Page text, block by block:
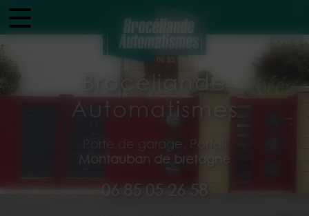
Brocéliande
Automatismes
06 85 05 26 58